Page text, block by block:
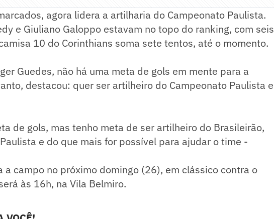
agora lidera a artilharia do Campeonato Paulista.
e Giuliano Galoppo estavam no topo do ranking, com seis
10 do Corinthians soma sete tentos, até o momento.
Guedes, não há uma meta de gols em mente para a
destacou: quer ser artilheiro do Campeonato Paulista e
de gols, mas tenho meta de ser artilheiro do Brasileirão,
e do que mais for possível para ajudar o time -
a campo no próximo domingo (26), em clássico contra o
às 16h, na Vila Belmiro.